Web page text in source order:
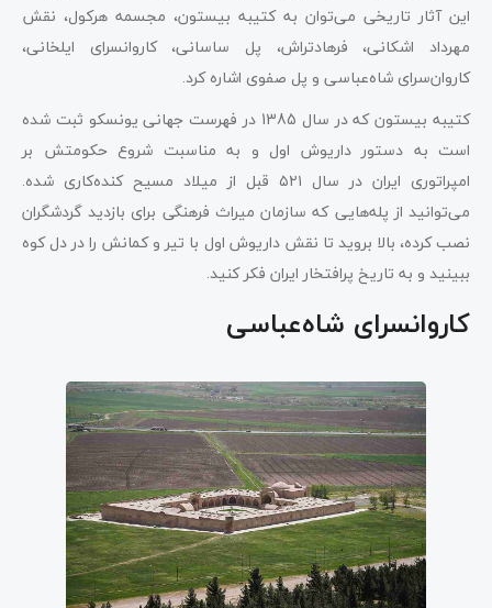
این ‌آثار‌ تاریخی می‌توان به کتیبه‌ بیستون، مجسمه هرکول، نقش
مهرداد اشکانی، فرهاد‌تراش، پل ساسانی، کاروانسرای ایلخانی،
کاروان‌سرای شاه‌عباسی و پل صفوی اشاره کرد.
کتیبه بیستون که در سال 1385 در فهرست جهانی یونسکو ثبت شده
است به دستور داریوش اول و به مناسبت شروع حکومتش بر
امپراتوری ایران در سال ۵۲۱ قبل از میلاد مسیح کنده‌کاری شده.
می‌توانید از پله‌هایی که سازمان میراث فرهنگی برای بازدید گردشگران
نصب کرده‌، بالا بروید تا نقش داریوش اول با تیر و کمانش را در دل کوه
ببینید و به تاریخ پرافتخار ایران فکر کنید.
کاروانسرای شاه‌عباسی